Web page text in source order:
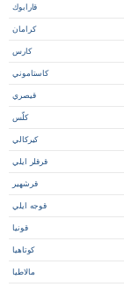
قارابوك
كرامان
كارس
كاستاموني
قيصري
كلّس
كيركالي
قرقلر ايلي
قرشهير
قوجه ايلي
قونيا
كوتاهيا
مالاطيا